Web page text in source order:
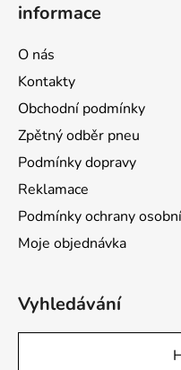
informace
O nás
Kontakty
Obchodní podmínky
Zpětný odběr pneu
Podmínky dopravy
Reklamace
Podmínky ochrany
Moje objednávka
Vyhledávání